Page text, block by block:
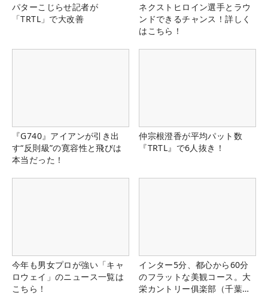
パターこじらせ記者が
「TRTL」で大改善
ネクストヒロイン選手とラウ
ンドできるチャンス！詳しく
はこちら！
『G740』アイアンが引き出
す“反則級”の寛容性と飛びは
本当だった！
仲宗根澄香が平均パット数
『TRTL』で6人抜き！
今年も男女プロが強い「キャ
ロウェイ」のニュース一覧は
こちら！
インター5分、都心から60分
のフラットな美観コース。大
栄カントリー俱楽部（千葉